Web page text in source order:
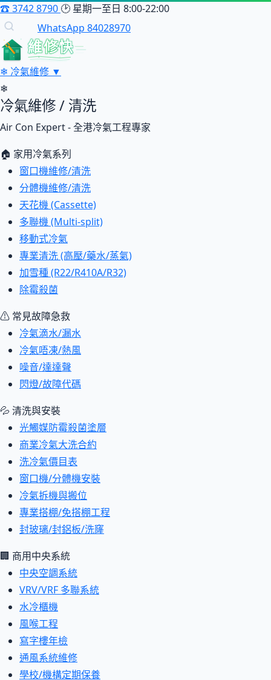
☎3742 8790 🕑 星期一至日 8:00-22:00
WhatsApp 84028970
維修快
❄ 冷氣維修 ▼
❄
冷氣維修 / 清洗
Air Con Expert - 全港冷氣工程專家
🏠 家用冷氣系列
窗口機維修/清洗
分體機維修/清洗
天花機 (Cassette)
多聯機 (Multi-split)
移動式冷氣
專業清洗 (高壓/藥水/蒸氣)
加雪種 (R22/R410A/R32)
除霉殺菌
⚠ 常見故障急救
冷氣滴水/漏水
冷氣唔凍/熱風
噪音/達達聲
閃燈/故障代碼
💦 清洗與安裝
光觸媒防霉殺菌塗層
商業冷氣大洗合約
洗冷氣價目表
窗口機/分體機安裝
冷氣拆機與搬位
專業搭棚/免搭棚工程
封玻璃/封鋁板/洗窿
🏢 商用中央系統
中央空調系統
VRV/VRF 多聯系統
水冷櫃機
風喉工程
寫字樓年檢
通風系統維修
學校/機構定期保養